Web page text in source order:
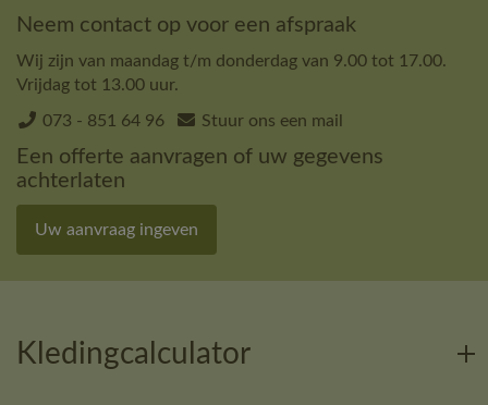
Neem contact op voor een afspraak
Wij zijn van maandag t/m donderdag van 9.00 tot 17.00.
Vrijdag tot 13.00 uur.
073 - 851 64 96 Stuur ons een mail
Een offerte aanvragen of uw gegevens
achterlaten
Uw aanvraag ingeven
Kledingcalculator